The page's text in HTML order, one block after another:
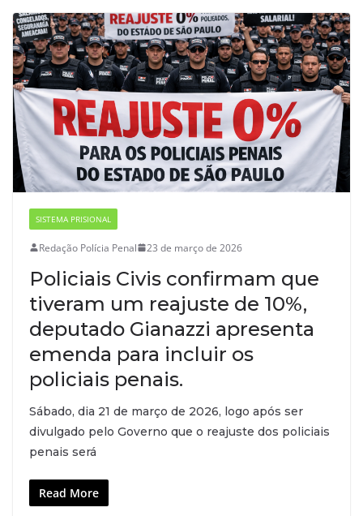
SISTEMA PRISIONAL
Redação Polícia Penal 23 de março de 2026
Policiais Civis confirmam que
tiveram um reajuste de 10%,
deputado Gianazzi apresenta
emenda para incluir os
policiais penais.
Sábado, dia 21 de março de 2026, logo após ser
divulgado pelo Governo que o reajuste dos policiais
penais será
Read More